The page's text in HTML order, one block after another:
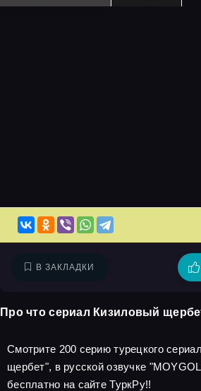
В ЗАКЛАДКИ
Про что сериал Кизиловый
Смотрите 200 серию турецкого
щербет", в русской озвучке
бесплатно на сайте ТуркРу!!